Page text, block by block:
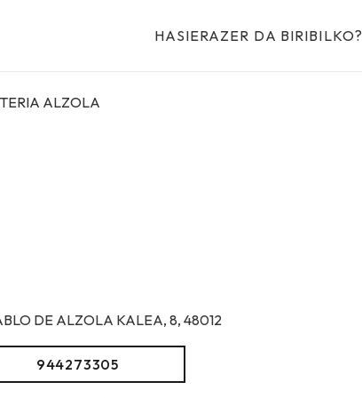
HASIERAZER DA BIRIBILKO?
ALZOLA
DE ALZOLA KALEA, 8, 48012
944273305